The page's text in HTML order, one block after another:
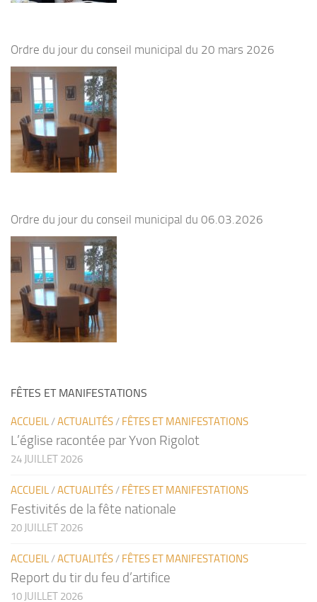
Ordre du jour du conseil municipal du 20 mars 2026
Ordre du jour du conseil municipal du 06.03.2026
FÊTES ET MANIFESTATIONS
ACCUEIL/ACTUALITÉS/ FÊTES ET MANIFESTATIONS
L’église racontée par Yvon Rigolot
24 JUILLET 2026
ACCUEIL/ACTUALITÉS/ FÊTES ET MANIFESTATIONS
Festivités de la fête nationale
20 JUILLET 2026
ACCUEIL/ACTUALITÉS/ FÊTES ET MANIFESTATIONS
Report du tir du feu d’artifice
10 JUILLET 2026